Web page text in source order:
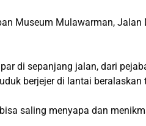
Museum Mulawarman, Jalan
di sepanjang jalan, dari
berjejer di lantai beralaskan
saling menyapa dan